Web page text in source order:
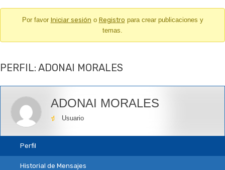
aquí:
Por favor Iniciar sesión o Registro para crear publicaciones y
temas.
PERFIL: ADONAI MORALES
ADONAI MORALES
Usuario
Perfil
Historial de Mensajes